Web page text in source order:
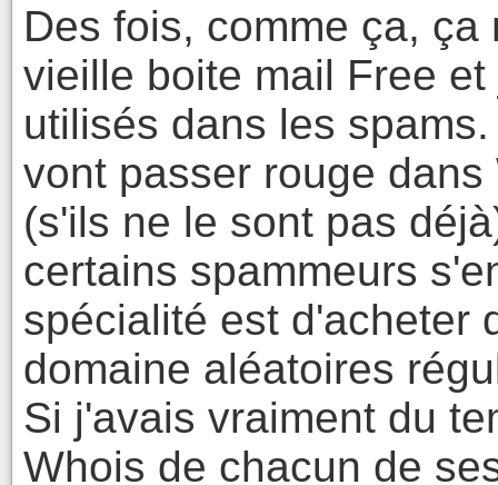
Des fois, comme ça,
vieille boite mail Free
utilisés dans les
vont passer rouge
(s'ils ne le sont pas
certains spammeurs
spécialité est d'acheter
domaine aléatoires
Si j'avais vraiment du
Whois de chacun de